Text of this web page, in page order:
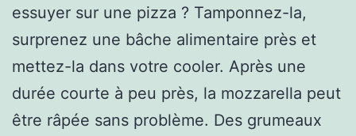
essuyer sur une pizza ? Tamponnez-la,
surprenez une bâche alimentaire près et
mettez-la dans votre cooler. Après une
durée courte à peu près, la mozzarella peut
être râpée sans problème. Des grumeaux